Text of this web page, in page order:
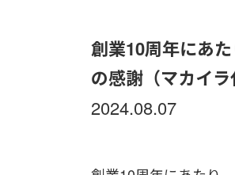
創業10周年にあ
の感謝（マカイラ
2024.08.07